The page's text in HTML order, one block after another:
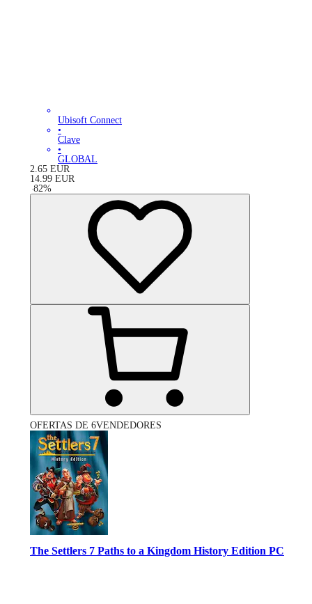
Ubisoft Connect
•
Clave
•
GLOBAL
2.65 EUR
14.99 EUR
-82%
OFERTAS DE 6VENDEDORES
The Settlers 7 Paths to a Kingdom History Edition PC